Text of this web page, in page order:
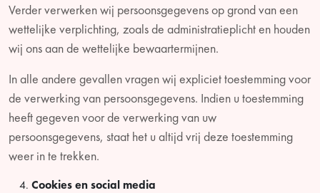
Verder verwerken wij persoonsgegevens op grond van een
wettelijke verplichting, zoals de administratieplicht en houden
wij ons aan de wettelijke bewaartermijnen.
In alle andere gevallen vragen wij expliciet toestemming voor
de verwerking van persoonsgegevens. Indien u toestemming
heeft gegeven voor de verwerking van uw
persoonsgegevens, staat het u altijd vrij deze toestemming
weer in te trekken.
Cookies en social media